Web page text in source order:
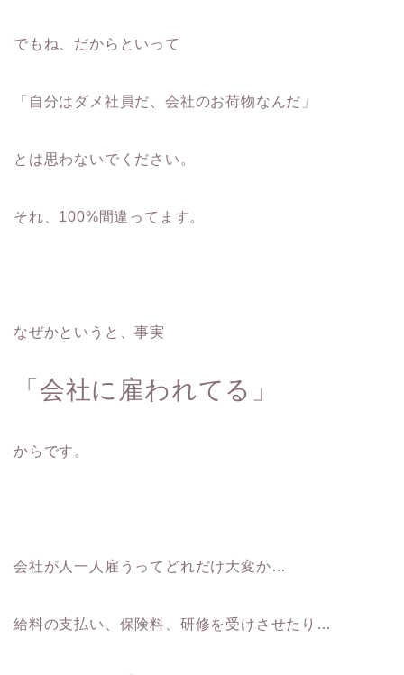
でもね、だからといって
「自分はダメ社員だ、会社のお荷物なんだ」
とは思わないでください。
それ、100%間違ってます。
なぜかというと、事実
「会社に雇われてる」
からです。
会社が人一人雇うってどれだけ大変か…
給料の支払い、保険料、研修を受けさせたり…